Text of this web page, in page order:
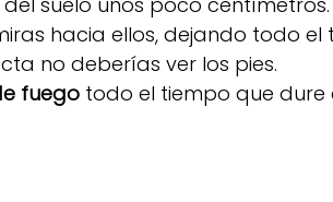
hacia ellos, dejando todo el
no deberías ver los pies.
fuego todo el tiempo que dure